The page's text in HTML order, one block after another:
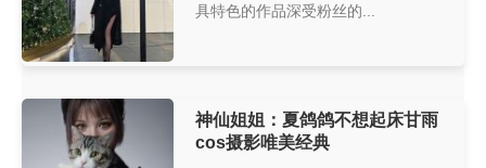
具特色的作品深受粉丝的...
神仙姐姐：夏鸽鸽不想起床甘雨
cos摄影唯美经典